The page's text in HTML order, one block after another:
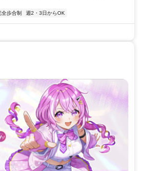
全歩合制 週2・3日からOK